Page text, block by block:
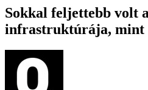
Sokkal feljettebb volt
infrastruktúrája, mint